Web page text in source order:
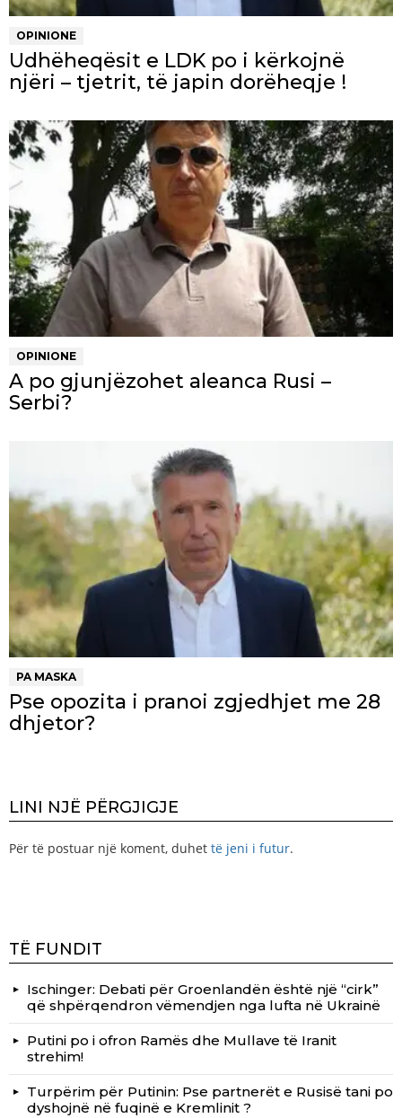
OPINIONE
Udhëheqësit e LDK po i kërkojnë
njëri – tjetrit, të japin dorëheqje !
OPINIONE
A po gjunjëzohet aleanca Rusi –
Serbi?
PA MASKA
Pse opozita i pranoi zgjedhjet me 28
dhjetor?
LINI NJË PËRGJIGJE
Për të postuar një koment, duhet të jeni i futur.
TË FUNDIT
Ischinger: Debati për Groenlandën është një “cirk”
që shpërqendron vëmendjen nga lufta në Ukrainë
Putini po i ofron Ramës dhe Mullave të Iranit
strehim!
Turpërim për Putinin: Pse partnerët e Rusisë tani po
dyshojnë në fuqinë e Kremlinit ?